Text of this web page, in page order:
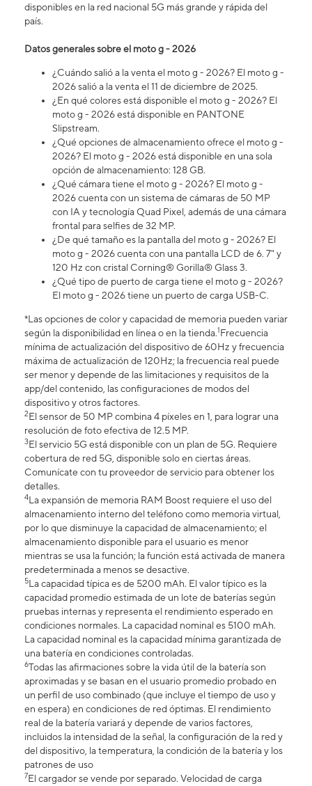
disponibles en la red nacional 5G más grande y rápida del
país.
Datos generales sobre el moto g - 2026
¿Cuándo salió a la venta el moto g - 2026? El moto g -
2026 salió a la venta el 11 de diciembre de 2025.
¿En qué colores está disponible el moto g - 2026? El
moto g - 2026 está disponible en PANTONE
Slipstream.
¿Qué opciones de almacenamiento ofrece el moto g -
2026? El moto g - 2026 está disponible en una sola
opción de almacenamiento: 128 GB.
¿Qué cámara tiene el moto g - 2026? ​​​​​​​El moto g -
2026 cuenta con un sistema de cámaras de 50 MP
con IA y tecnología Quad Pixel, además de una cámara
frontal para selfies de 32 MP.
¿De qué tamaño es la pantalla del moto g - 2026? El
moto g - 2026 cuenta con una pantalla LCD de 6. 7" y
120 Hz con cristal Corning® Gorilla® Glass 3.
¿Qué tipo de puerto de carga tiene el moto g - 2026?
El moto g - 2026 tiene un puerto de carga USB-C.
*Las opciones de color y capacidad de memoria pueden variar
según la disponibilidad en línea o en la tienda.1Frecuencia
mínima de actualización del dispositivo de 60Hz y frecuencia
máxima de actualización de 120Hz; la frecuencia real puede
ser menor y depende de las limitaciones y requisitos de la
app/del contenido, las configuraciones de modos del
dispositivo y otros factores.
2El sensor de 50 MP combina 4 píxeles en 1, para lograr una
resolución de foto efectiva de 12.5 MP.
3El servicio 5G está disponible con un plan de 5G. Requiere
cobertura de red 5G, disponible solo en ciertas áreas.
Comunícate con tu proveedor de servicio para obtener los
detalles.
4La expansión de memoria RAM Boost requiere el uso del
almacenamiento interno del teléfono como memoria virtual,
por lo que disminuye la capacidad de almacenamiento; el
almacenamiento disponible para el usuario es menor
mientras se usa la función; la función está activada de manera
predeterminada a menos se desactive.
5La capacidad típica es de 5200 mAh. El valor típico es la
capacidad promedio estimada de un lote de baterías según
pruebas internas y representa el rendimiento esperado en
condiciones normales. La capacidad nominal es 5100 mAh.
La capacidad nominal es la capacidad mínima garantizada de
una batería en condiciones controladas.
6Todas las afirmaciones sobre la vida útil de la batería son
aproximadas y se basan en el usuario promedio probado en
un perfil de uso combinado (que incluye el tiempo de uso y
en espera) en condiciones de red óptimas. El rendimiento
real de la batería variará y depende de varios factores,
incluidos la intensidad de la señal, la configuración de la red y
del dispositivo, la temperatura, la condición de la batería y los
patrones de uso
7El cargador se vende por separado. Velocidad de carga